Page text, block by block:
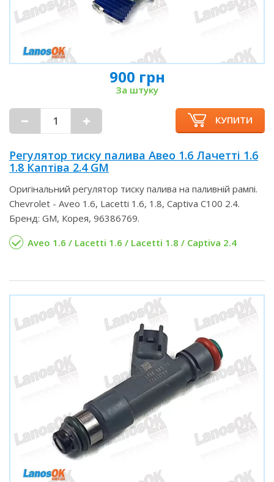
900 грн
За штуку
КУПИТИ
Регулятор тиску палива Авео 1.6 Лачетті 1.6
1.8 Каптіва 2.4 GM
Оригінальний регулятор тиску палива на паливній рампі.
Chevrolet - Aveo 1.6, Lacetti 1.6, 1.8, Captiva C100 2.4.
Бренд: GM, Корея, 96386769.
Aveo 1.6 / Lacetti 1.6 / Lacetti 1.8 / Captiva 2.4